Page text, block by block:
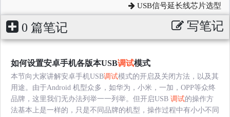
USB信号延长线芯片选型
0 篇笔记 写笔记
如何设置安卓手机各版本USB调试模式
本节向大家讲解安卓手机USB调试模式的开启及关闭方法，以及其
用途。由于Android 机型众多，如华为，小米，一加，OPP等众终
品牌，这里我们无办法列举一一列举。但开启USB 调试的操作方
法基本上是一样的，只是不同品牌的机型，操作过程中有小小不同